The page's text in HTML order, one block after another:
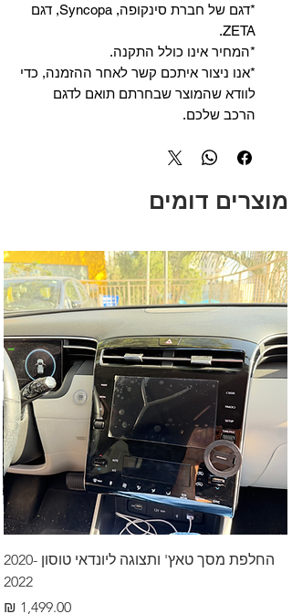
*דגם של חברת סינקופה, Syncopa, דגם
ZETA.
*המחיר אינו כולל התקנה.
*אנו ניצור איתכם קשר לאחר ההזמנה, כדי
לוודא שהמוצר שבחרתם תואם לדגם
הרכב שלכם.
מוצרים דומים
החלפת מסך טאץ' ותצוגה ליונדאי טוסון 2020-
2022
מחיר